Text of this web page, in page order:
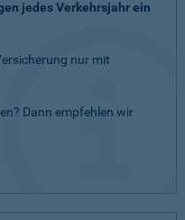
jedes Verkehrsjahr ein
nur mit
Dann empfehlen wir